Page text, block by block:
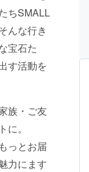
ちSMALL
んな行き
宝石た
す活動を
族・ご友
に。
っとお届
力にます